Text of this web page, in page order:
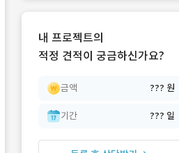
내 프로젝트의
적정 견적이 궁금하신가요?
금액 ??? 원
기간 ??? 일